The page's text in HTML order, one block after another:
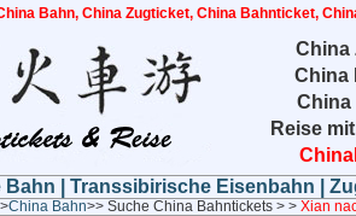
Bahn, China Zugticket, China Bahnticket,
China
China
China
Reise
Bahn Transsibirische Eisenbahn
China Bahn>> Suche China Bahntickets > > Xian